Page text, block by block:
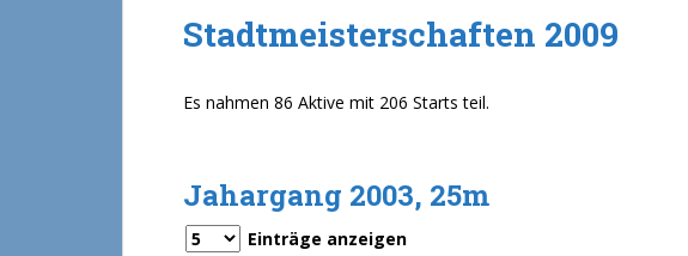
Stadtmeisterschaften 2009
Es nahmen 86 Aktive mit 206 Starts teil.
Jahargang 2003, 25m
Einträge anzeigen